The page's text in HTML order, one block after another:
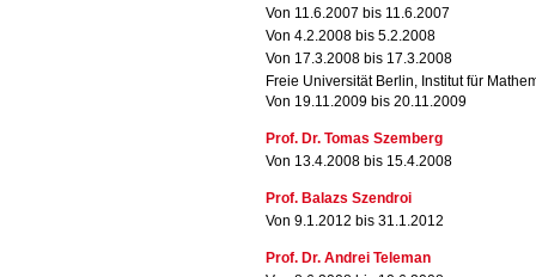
Von 11.6.2007 bis 11.6.2007
Von 4.2.2008 bis 5.2.2008
Von 17.3.2008 bis 17.3.2008
Freie Universität Berlin, Institut für
Von 19.11.2009 bis 20.11.2009
Prof. Dr. Tomas Szemberg
Von 13.4.2008 bis 15.4.2008
Prof. Balazs Szendroi
Von 9.1.2012 bis 31.1.2012
Prof. Dr. Andrei Teleman